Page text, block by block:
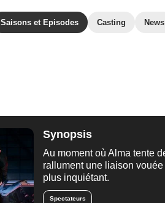
Saisons et Episodes Casting News
Synopsis
Au moment où Alma tente
rallument une liaison
plus inquiétant.
Spectateurs